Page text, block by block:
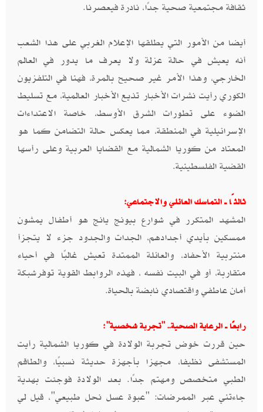
ثقافة مجتمعية صحية جدًا، نادرة فيعصرنا.
أيضا من الأمور التي يطلقها الإعلام الغربي على هذا الشعب
أنه يعيش في حالة عزلة ولا يعرف ما يدور في العالم
الخارجي، وهذا الأمر غير صحيح بالمرة، فهنا في التلفزيون
الكوري رأيت نشرات الأخبار تذيع الأخبار العالمية، مع تسليط
الضوء على تطورات الشرق الأوسط، خاصة الاعتداءات
الإسرائيلية في المنطقة، مما يعكس حالة التضامن كما هو
المعتاد من كوريا الشمالية مع القضايا العربية وعلى رأسها
القضية الفلسطينية.
ثالثًا ــ التماسك العائلي والاجتماعي:
المشهد المتكرر في شوارع بيونج يانج هو أطفال يمشون
ممسكين بأيدي أجدادهم، الجدات والجدود جزء لا يتجزأ
منتربية الأحفاد، والعائلة الممتدة تعيش غالبًا في أحياء
متقاربة، أو في البيت نفسه ، فهذه الروابط القوية توفرشبكة
أمان عاطفي واقتصادي نابضة بالحياة.
رابعًا ــ الرعاية الصحية.. "تجربة شخصية":
حين قررت خوض تجربة الولادة في كوريا الشمالية رأيت
المستشفى نظيفا، مجهزا بأجهزة حديثة نسبيًا، والطاقم
الطبي متخصص ومهتم جدًا. بعد الولادة فوجئت بهدية
جاءتني عبر الممرضات: "عبوة عسل نحل طبيعي"، قيل لي